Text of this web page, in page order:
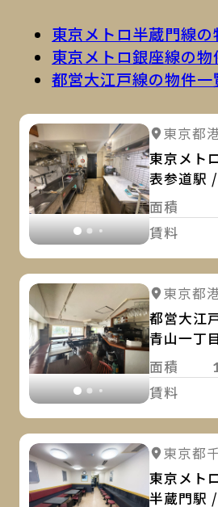
東京メトロ半蔵門線の
東京メトロ銀座線の物
都営大江戸線の物件一
詳細を
東京都
東京メト
表参道駅
面積
賃料
詳細を
東京都
都営大江
青山一丁
面積
賃料
詳細を
東京都
東京メト
半蔵門駅